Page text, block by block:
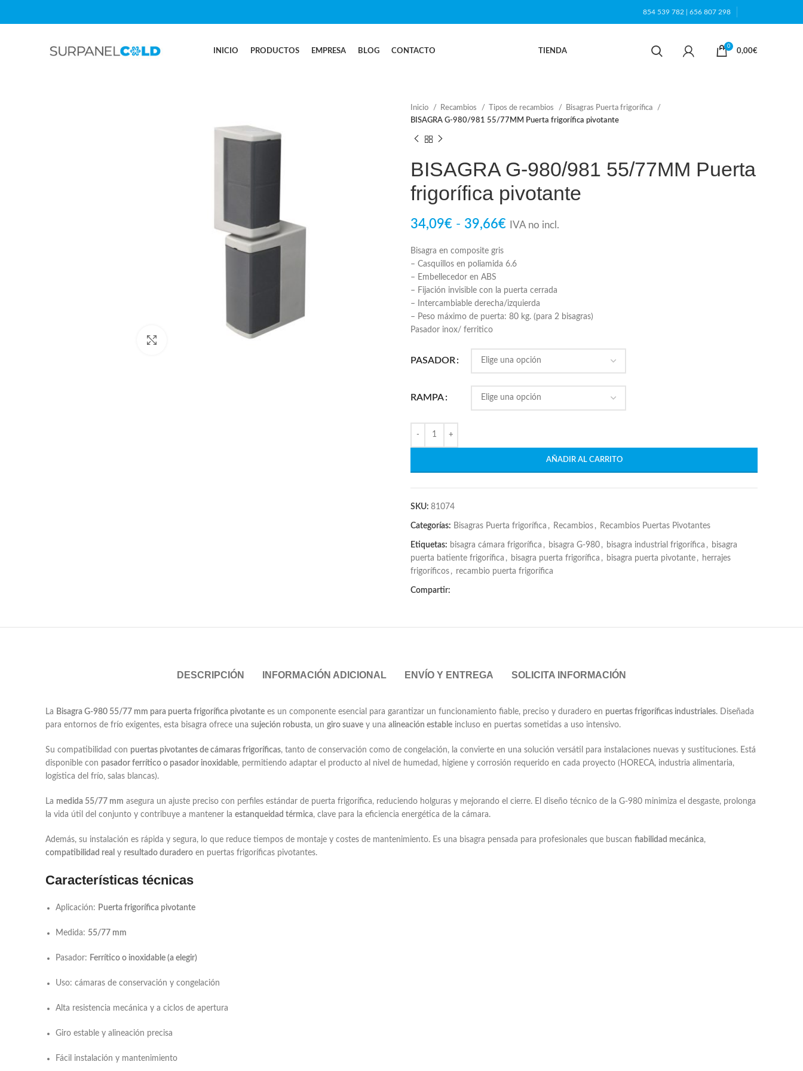
854 539 782 656 807 298
INICIO PRODUCTOS EMPRESA BLOG CONTACTO TIENDA
0
0,00€
Inicio Recambios Tipos de recambios
Bisagras Puerta frigorífica
BISAGRA G-980/981 55/77MM Puerta frigorífica pivotante
BISAGRA G-980/981 55/77MM Puerta
frigorífica pivotante
34,09€ - 39,66€ IVA no incl.
Bisagra en composite gris
– Casquillos en poliamida 6.6
– Embellecedor en ABS
– Fijación invisible con la puerta cerrada
– Intercambiable derecha/izquierda
– Peso máximo de puerta: 80 kg. (para 2 bisagras)
Pasador inox/ ferritico
PASADOR
RAMPA
AÑADIR AL CARRITO
SKU: 81074
Categorías: Bisagras Puerta frigorífica , Recambios , Recambios Puertas Pivotantes
Etiquetas: bisagra cámara frigorífica , bisagra G-980 , bisagra industrial frigorífica , bisagra
puerta batiente frigorífica , bisagra puerta frigorífica , bisagra puerta pivotante , herrajes
frigoríficos , recambio puerta frigorífica
Compartir:
DESCRIPCIÓN INFORMACIÓN ADICIONAL ENVÍO Y ENTREGA SOLICITA INFORMACIÓN
La Bisagra G-980 55/77 mm para puerta frigorífica pivotante es un componente esencial para garantizar un funcionamiento fiable, preciso y duradero en puertas frigoríficas industriales. Diseñada
para entornos de frío exigentes, esta bisagra ofrece una sujeción robusta, un giro suave y una alineación estable incluso en puertas sometidas a uso intensivo.
Su compatibilidad con puertas pivotantes de cámaras frigoríficas, tanto de conservación como de congelación, la convierte en una solución versátil para instalaciones nuevas y sustituciones. Está
disponible con pasador ferrítico o pasador inoxidable, permitiendo adaptar el producto al nivel de humedad, higiene y corrosión requerido en cada proyecto (HORECA, industria alimentaria,
logística del frío, salas blancas).
La medida 55/77 mm asegura un ajuste preciso con perfiles estándar de puerta frigorífica, reduciendo holguras y mejorando el cierre. El diseño técnico de la G-980 minimiza el desgaste, prolonga
la vida útil del conjunto y contribuye a mantener la estanqueidad térmica, clave para la eficiencia energética de la cámara.
Además, su instalación es rápida y segura, lo que reduce tiempos de montaje y costes de mantenimiento. Es una bisagra pensada para profesionales que buscan fiabilidad mecánica,
compatibilidad real y resultado duradero en puertas frigoríficas pivotantes.
Características técnicas
Aplicación: Puerta frigorífica pivotante
Medida: 55/77 mm
Pasador: Ferrítico o inoxidable (a elegir)
Uso: cámaras de conservación y congelación
Alta resistencia mecánica y a ciclos de apertura
Giro estable y alineación precisa
Fácil instalación y mantenimiento